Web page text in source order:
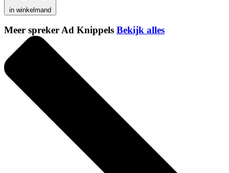
in winkelmand
Meer spreker Ad Knippels Bekijk alles